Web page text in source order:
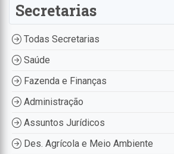
Secretarias
Todas Secretarias
Saúde
Fazenda e Finanças
Administração
Assuntos Jurídicos
Des. Agrícola e Meio Ambiente